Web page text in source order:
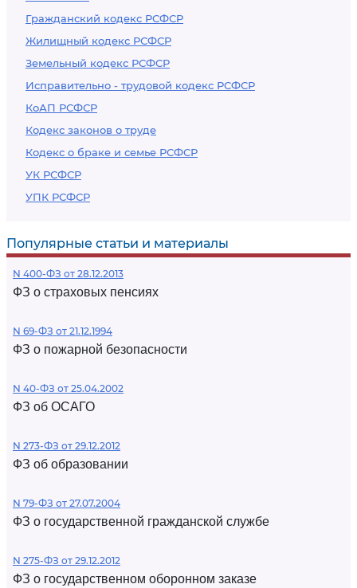
Гражданский кодекс РСФСР
Жилищный кодекс РСФСР
Земельный кодекс РСФСР
Исправительно - трудовой кодекс РСФСР
КоАП РСФСР
Кодекс законов о труде
Кодекс о браке и семье РСФСР
УК РСФСР
УПК РСФСР
Популярные статьи и материалы
N 400-ФЗ от 28.12.2013
ФЗ о страховых пенсиях
N 69-ФЗ от 21.12.1994
ФЗ о пожарной безопасности
N 40-ФЗ от 25.04.2002
ФЗ об ОСАГО
N 273-ФЗ от 29.12.2012
ФЗ об образовании
N 79-ФЗ от 27.07.2004
ФЗ о государственной гражданской службе
N 275-ФЗ от 29.12.2012
ФЗ о государственном оборонном заказе